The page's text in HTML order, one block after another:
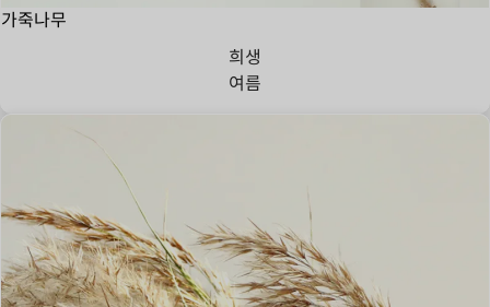
가죽나무
희생
여름